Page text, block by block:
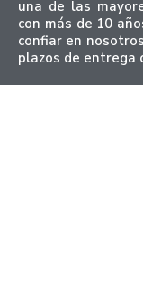
una de las
con más de 10
confiar en
plazos de entrega